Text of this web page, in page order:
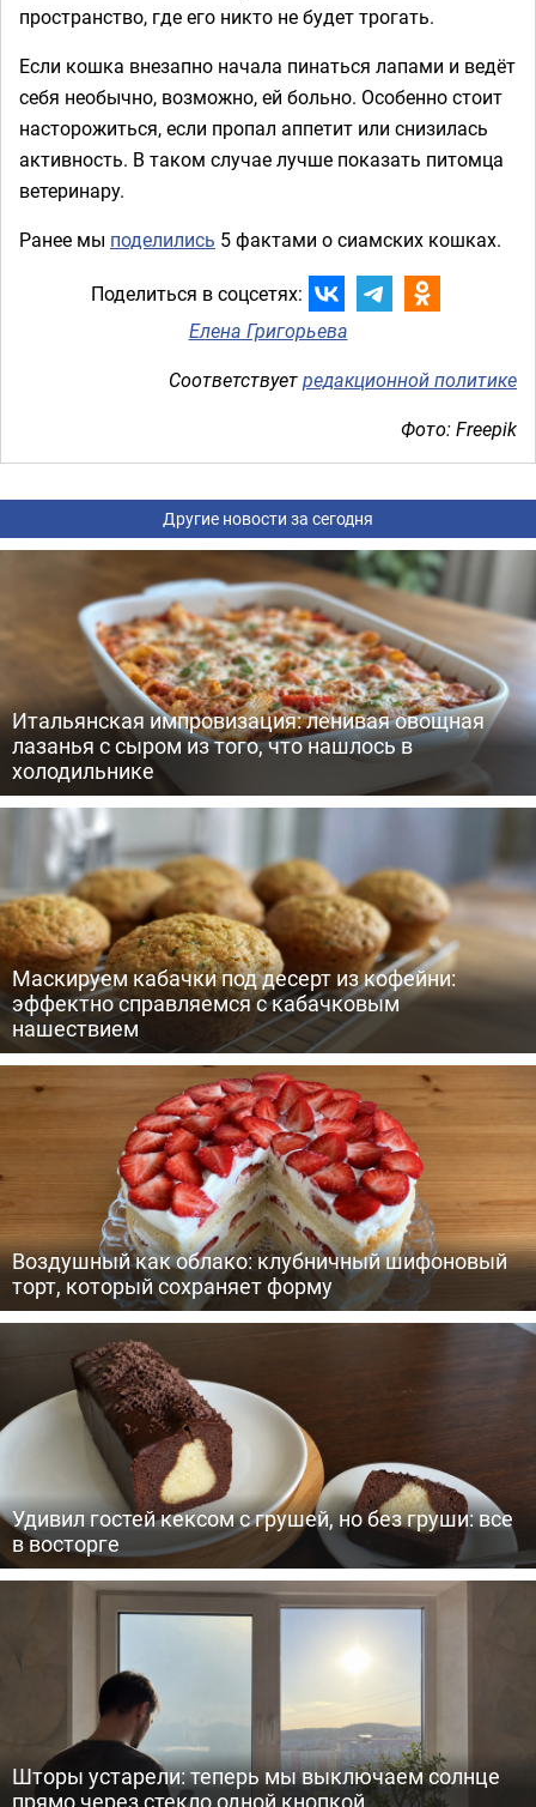
пространство, где его никто не будет трогать.
Если кошка внезапно начала пинаться лапами и ведёт
себя необычно, возможно, ей больно. Особенно стоит
насторожиться, если пропал аппетит или снизилась
активность. В таком случае лучше показать питомца
ветеринару.
Ранее мы поделились 5 фактами о сиамских кошках.
Поделиться в соцсетях:
Елена Григорьева
Соответствуетредакционной политике
Фото: Freepik
Другие новости за сегодня
Итальянская импровизация: ленивая овощная
лазанья с сыром из того, что нашлось в
холодильнике
Маскируем кабачки под десерт из кофейни:
эффектно справляемся с кабачковым
нашествием
Воздушный как облако: клубничный шифоновый
торт, который сохраняет форму
Удивил гостей кексом с грушей, но без груши: все
в восторге
Шторы устарели: теперь мы выключаем солнце
прямо через стекло одной кнопкой